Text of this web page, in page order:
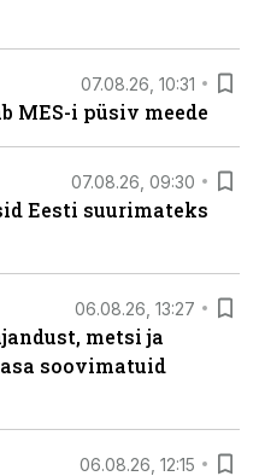
07.08.26, 10:31
MES-i püsiv meede
07.08.26, 09:30
Eesti suurimateks
06.08.26, 13:27
metsi ja
soovimatuid
06.08.26, 12:15